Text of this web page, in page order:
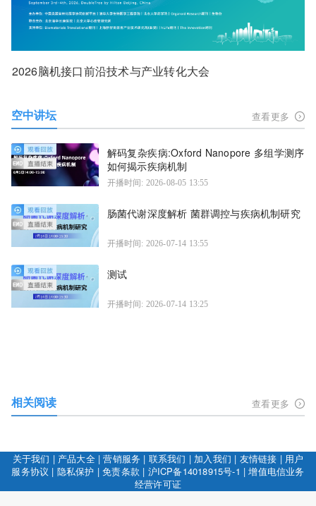
2026脑机接口前沿技术与产业转化大会
空中讲坛 查看更多
解码复杂疾病:Oxford Nanopore 多组学测序
如何揭示疾病机制
开播时间: 2026-08-05 13:55
肠菌代谢深度解析 菌群调控与疾病机制研究
开播时间: 2026-07-14 13:55
测试
开播时间: 2026-07-14 13:25
相关阅读 查看更多
关于我们 | 产品大全|营销服务 | 联系我们 | 加入我们 | 友情链接 | 用户
服务协议 | 隐私保护 |免责条款 | 沪ICP备14018915号-1 |增值电信业务
经营许可证